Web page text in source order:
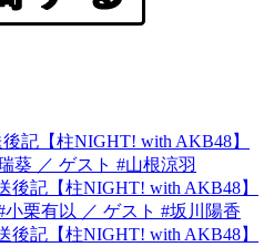
記【柱NIGHT! with AKB48】
葵 ／ ゲスト #山根涼羽
後記【柱NIGHT! with AKB48】
小栗有以 ／ ゲスト #坂川陽香
後記【柱NIGHT! with AKB48】